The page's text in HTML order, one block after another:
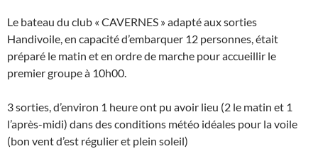
Le bateau du club « CAVERNES » adapté aux sorties
Handivoile, en capacité d’embarquer 12 personnes, était
préparé le matin et en ordre de marche pour accueillir le
premier groupe à 10h00.
3 sorties, d’environ 1 heure ont pu avoir lieu (2 le matin et 1
l’après-midi) dans des conditions météo idéales pour la voile
(bon vent d’est régulier et plein soleil)